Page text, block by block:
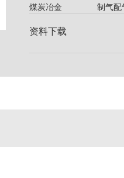
煤炭冶金 制气
资料下载